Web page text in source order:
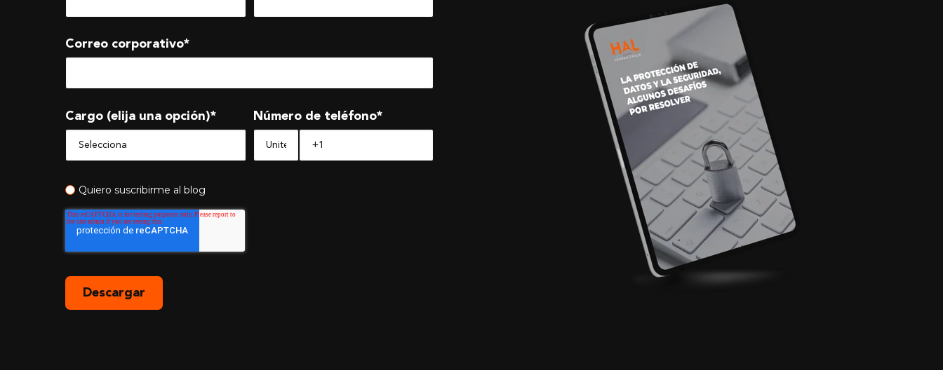
Correo corporativo*
Cargo (elija una opción)* Número de teléfono*
Quiero suscribirme al blog